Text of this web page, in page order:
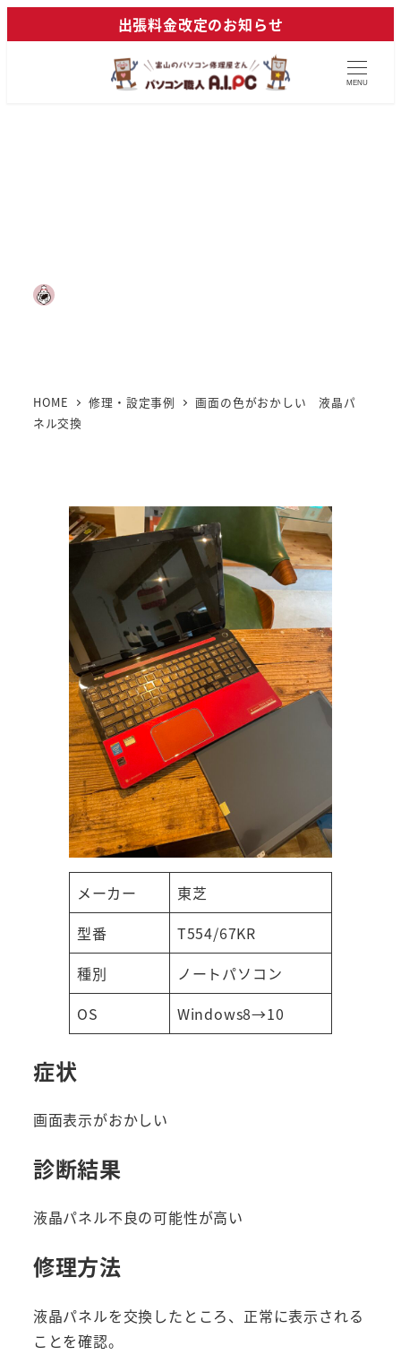
イ
出張料金改定のお知らせ
MENU
投稿日
著
パソコン職人 A.I.PC
HOME 修理・設定事例
画面の色がおかしい 液晶パ
ネル交換
メーカー
東芝
型番
T554/67KR
種別
ノートパソコン
OS
Windows8→10
症状
画面表示がおかしい
診断結果
液晶パネル不良の可能性が高い
修理方法
液晶パネルを交換したところ、正常に表示される
ことを確認。